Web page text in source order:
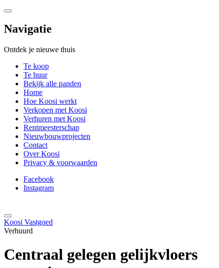
Navigatie
Ontdek je nieuwe thuis
Te koop
Te huur
Bekijk alle panden
Home
Hoe Koosi werkt
Verkopen met Koosi
Verhuren met Koosi
Rentmeesterschap
Nieuwbouwprojecten
Contact
Over Koosi
Privacy & voorwaarden
Facebook
Instagram
Koosi Vastgoed
Verhuurd
Centraal gelegen gelijkvloers